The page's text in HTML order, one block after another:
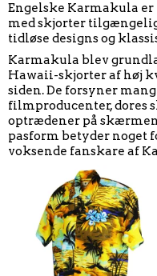
Engelske Karmakula
med skjorter
tidløse designs og
Karmakula blev
Hawaii-skjorter af høj
siden. De forsyner
filmproducenter, dores
optrædener på
pasform betyder noget
voksende fanskare af